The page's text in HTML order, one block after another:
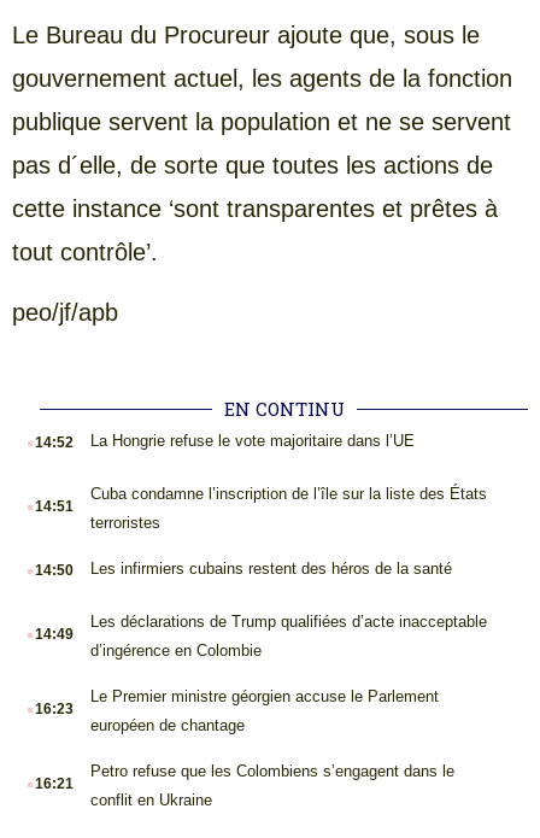
Le Bureau du Procureur ajoute que, sous le
gouvernement actuel, les agents de la fonction
publique servent la population et ne se servent
pas d´elle, de sorte que toutes les actions de
cette instance ‘sont transparentes et prêtes à
tout contrôle’.
peo/jf/apb
EN CONTINU
.14:52 La Hongrie refuse le vote majoritaire dans l’UE
.14:51
Cuba condamne l’inscription de l’île sur la liste des États
terroristes
.14:50 Les infirmiers cubains restent des héros de la santé
.14:49
Les déclarations de Trump qualifiées d’acte inacceptable
d’ingérence en Colombie
.16:23
Le Premier ministre géorgien accuse le Parlement
européen de chantage
.16:21
Petro refuse que les Colombiens s’engagent dans le
conflit en Ukraine